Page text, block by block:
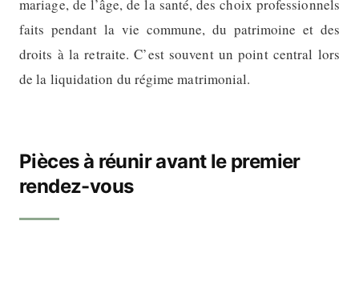
mariage, de l’âge, de la santé, des choix professionnels
faits pendant la vie commune, du patrimoine et des
droits à la retraite. C’est souvent un point central lors
de la liquidation du régime matrimonial.
Pièces à réunir avant le premier
rendez-vous